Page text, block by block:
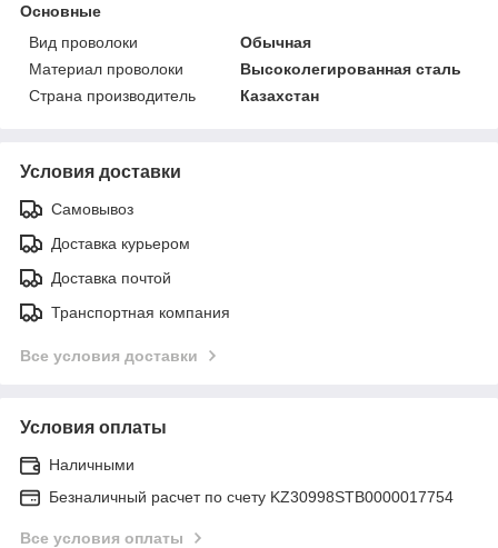
Основные
Вид проволоки
Обычная
Материал проволоки
Высоколегированная сталь
Страна производитель
Казахстан
Условия доставки
Самовывоз
Доставка курьером
Доставка почтой
Транспортная компания
Все условия доставки
Условия оплаты
Наличными
Безналичный расчет по счету KZ30998STB0000017754
Все условия оплаты